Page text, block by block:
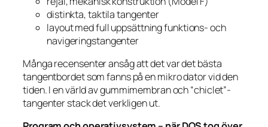
distinkta, taktila tangenter
layout med full uppsättning funktions- och
navigeringstangenter
Många recensenter ansåg att det var det bästa
tangentbordet som fanns på en mikro­ dator vid den
tiden. I en värld av gummimembran och “chiclet”-
tangenter stack det verkligen ut.